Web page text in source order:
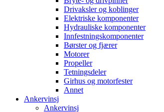
Drivaksler og koblinger
Elektriske komponenter
Hydrauliske komponenter
Innfestningskomponenter
Børster og fjærer
Motorer
Propeller
Tetningsdeler
Girhus og motorfester
Annet
Ankervinsj
Ankervinsj